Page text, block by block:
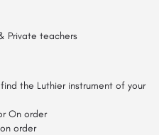
Private teachers
the Luthier instrument of your
On order
order